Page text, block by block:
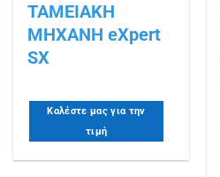
ΤΑΜΕΙΑΚΗ
ΜΗΧΑΝΗ eXpert
SX
Καλέστε μας για την
τιμή